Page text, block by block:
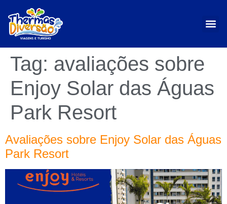
Tag: avaliações sobre
Enjoy Solar das Águas
Park Resort
Avaliações sobre Enjoy Solar das Águas
Park Resort